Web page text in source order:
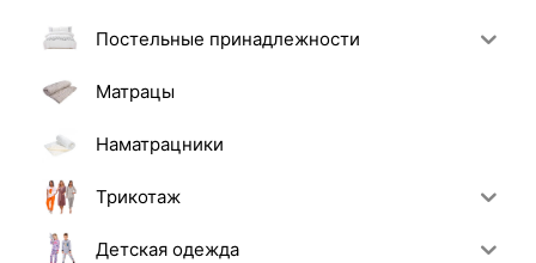
Постельные принадлежности
Матрацы
Наматрацники
Трикотаж
Детская одежда